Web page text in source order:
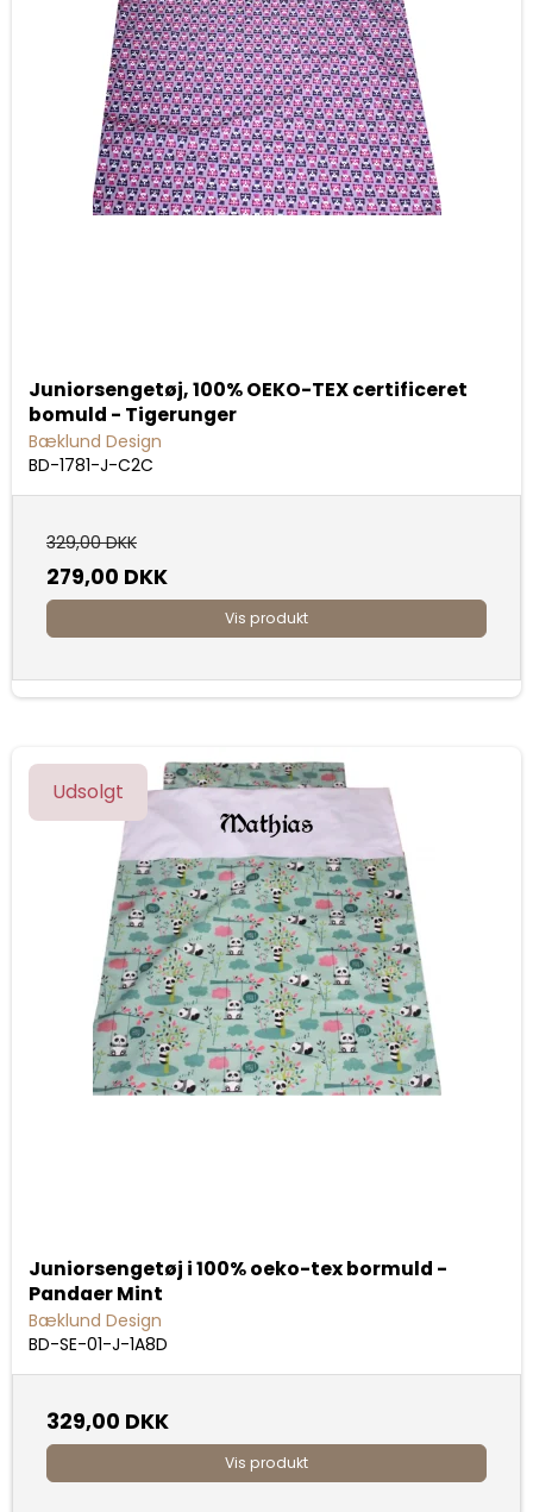
Juniorsengetøj, 100% OEKO-TEX certificeret
bomuld - Tigerunger
Bæklund Design
BD-1781-J-C2C
329,00 DKK
279,00 DKK
Vis produkt
Udsolgt
Juniorsengetøj i 100% oeko-tex bormuld -
Pandaer Mint
Bæklund Design
BD-SE-01-J-1A8D
329,00 DKK
Vis produkt